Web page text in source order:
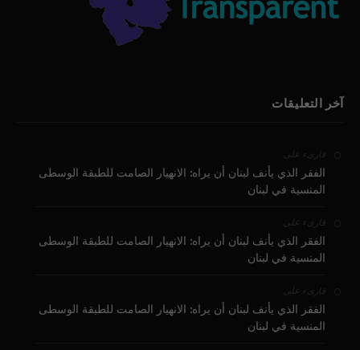
آخر التعليقات
قارىء على
الفقر الذي يأنف لبنان أن يراه: الانهيار الصامت للطبقة الوسطى
المنسية في لبنان
قارىء على
الفقر الذي يأنف لبنان أن يراه: الانهيار الصامت للطبقة الوسطى
المنسية في لبنان
قارىء على
الفقر الذي يأنف لبنان أن يراه: الانهيار الصامت للطبقة الوسطى
المنسية في لبنان